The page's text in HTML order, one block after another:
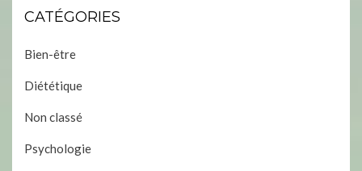
CATÉGORIES
Bien-être
Diététique
Non classé
Psychologie